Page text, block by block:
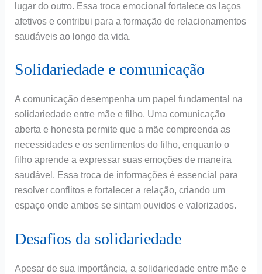
lugar do outro. Essa troca emocional fortalece os laços
afetivos e contribui para a formação de relacionamentos
saudáveis ao longo da vida.
Solidariedade e comunicação
A comunicação desempenha um papel fundamental na
solidariedade entre mãe e filho. Uma comunicação
aberta e honesta permite que a mãe compreenda as
necessidades e os sentimentos do filho, enquanto o
filho aprende a expressar suas emoções de maneira
saudável. Essa troca de informações é essencial para
resolver conflitos e fortalecer a relação, criando um
espaço onde ambos se sintam ouvidos e valorizados.
Desafios da solidariedade
Apesar de sua importância, a solidariedade entre mãe e